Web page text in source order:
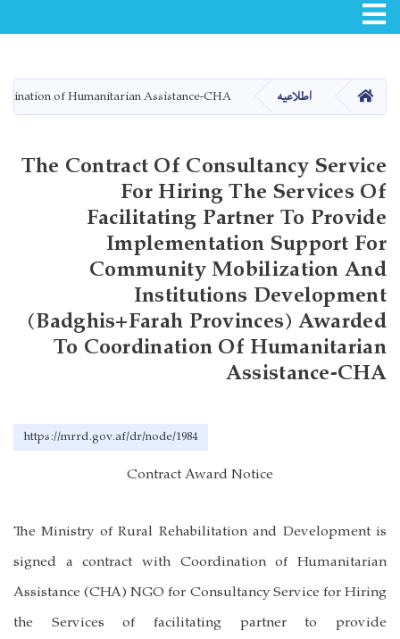
main
content
Toggle navigation
صفحه اصلیاطلاعیه of Humanitarian Assistance-CHA
The Contract Of Consultancy Service
For Hiring The Services Of
Facilitating Partner To Provide
Implementation Support For
Community Mobilization And
Institutions Development
(Badghis+Farah Provinces) Awarded
To Coordination Of Humanitarian
Assistance-CHA
https://mrrd.gov.af/dr/node/1984
Contract Award Notice
The Ministry of Rural Rehabilitation and Development is
signed a contract with Coordination of Humanitarian
Assistance(CHA)NGO for Consultancy Service forHiring
the Services of facilitating partner to provide